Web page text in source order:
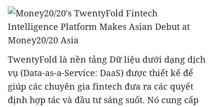
TwentyFold là nền tảng Dữ liệu dưới dạng dịch
vụ (Data-as-a-Service: DaaS) được thiết kế để
giúp các chuyên gia fintech đưa ra các quyết
định hợp tác và đầu tư sáng suốt. Nó cung cấp